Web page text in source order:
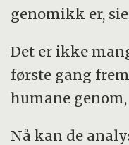
genomikk er,
Det er ikke
første gang
humane
Nå kan de